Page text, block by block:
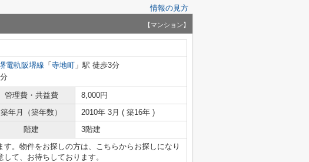
情報の見方
【マンション】
電軌阪堺線 「 寺地町 」駅 徒歩3分
管理費・共益費
8,000円
築年月（築年数）
2010年 3月 ( 築16年 )
階建 3階建
。物件をお探しの方は、こちらからお探しになり
て、お待ちしております。